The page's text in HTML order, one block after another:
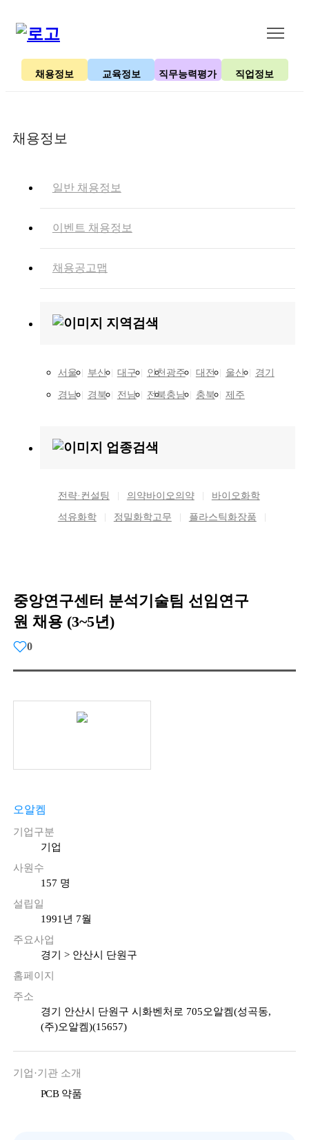
채용정보 교육정보 직무능력평가 직업정보
채용정보
일반 채용정보
이벤트 채용정보
채용공고맵
지역검색
서울 부산 대구 인천 광주 대전 울산 경기
경남 경북 전남 전북충남 충북 제주
업종검색
전략·컨설팅 의약바이오의약 바이오화학
석유화학 정밀화학고무 플라스틱화장품
중앙연구센터 분석기술팀 선임연구
원 채용 (3~5년)
0
오알켐
기업구분
기업
사원수
157 명
설립일
1991년 7월
주요사업
경기 > 안산시 단원구
홈페이지
주소
경기 안산시 단원구 시화벤처로 705오알켐(성곡동,
(주)오알켐)(15657)
기업·기관 소개
PCB 약품